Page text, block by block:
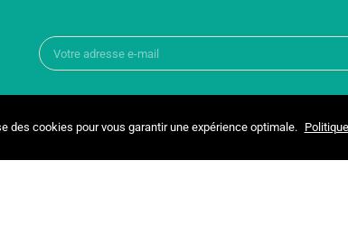
Copyright © 2025
des cookies pour vous garantir une expérience optimale.